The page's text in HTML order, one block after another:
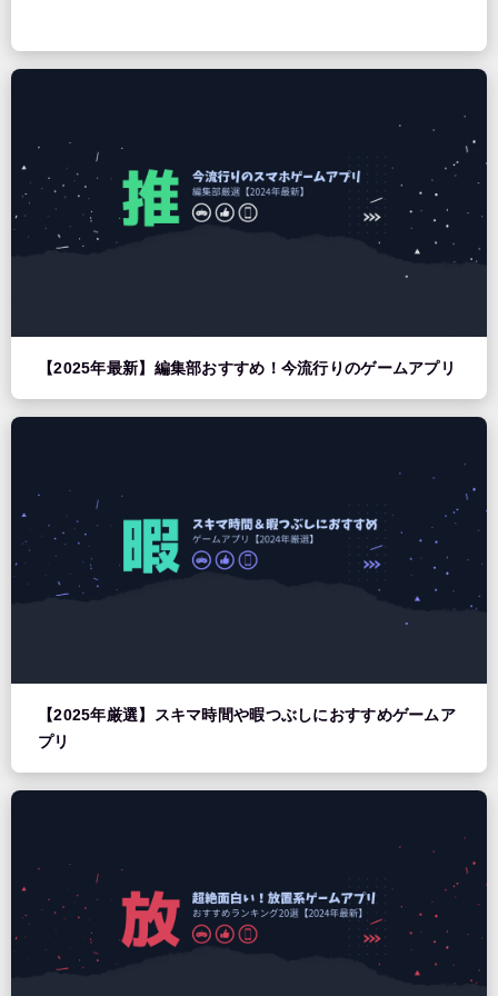
【2025年最新】編集部おすすめ！今流行りのゲームアプリ
【2025年厳選】スキマ時間や暇つぶしにおすすめゲームア
プリ